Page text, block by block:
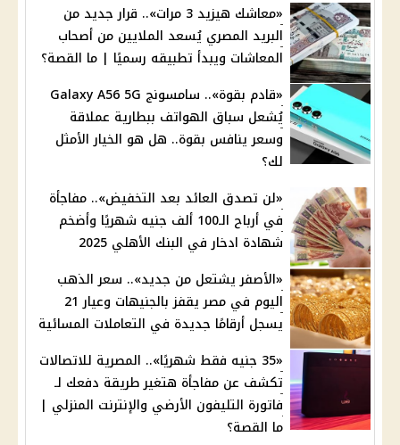
«معاشك هيزيد 3 مرات».. قرار جديد من
البريد المصري يُسعد الملايين من أصحاب
المعاشات ويبدأ تطبيقه رسميًا | ما القصة؟
«قادم بقوة».. سامسونج Galaxy A56 5G
يُشعل سباق الهواتف ببطارية عملاقة
وسعر ينافس بقوة.. هل هو الخيار الأمثل
لك؟
«لن تصدق العائد بعد التخفيض».. مفاجأة
في أرباح الـ100 ألف جنيه شهريًا وأضخم
شهادة ادخار في البنك الأهلي 2025
«الأصفر يشتعل من جديد».. سعر الذهب
اليوم في مصر يقفز بالجنيهات وعيار 21
يسجل أرقامًا جديدة في التعاملات المسائية
«35 جنيه فقط شهريًا».. المصرية للاتصالات
تكشف عن مفاجأة هتغير طريقة دفعك لـ
فاتورة التليفون الأرضي والإنترنت المنزلي |
ما القصة؟